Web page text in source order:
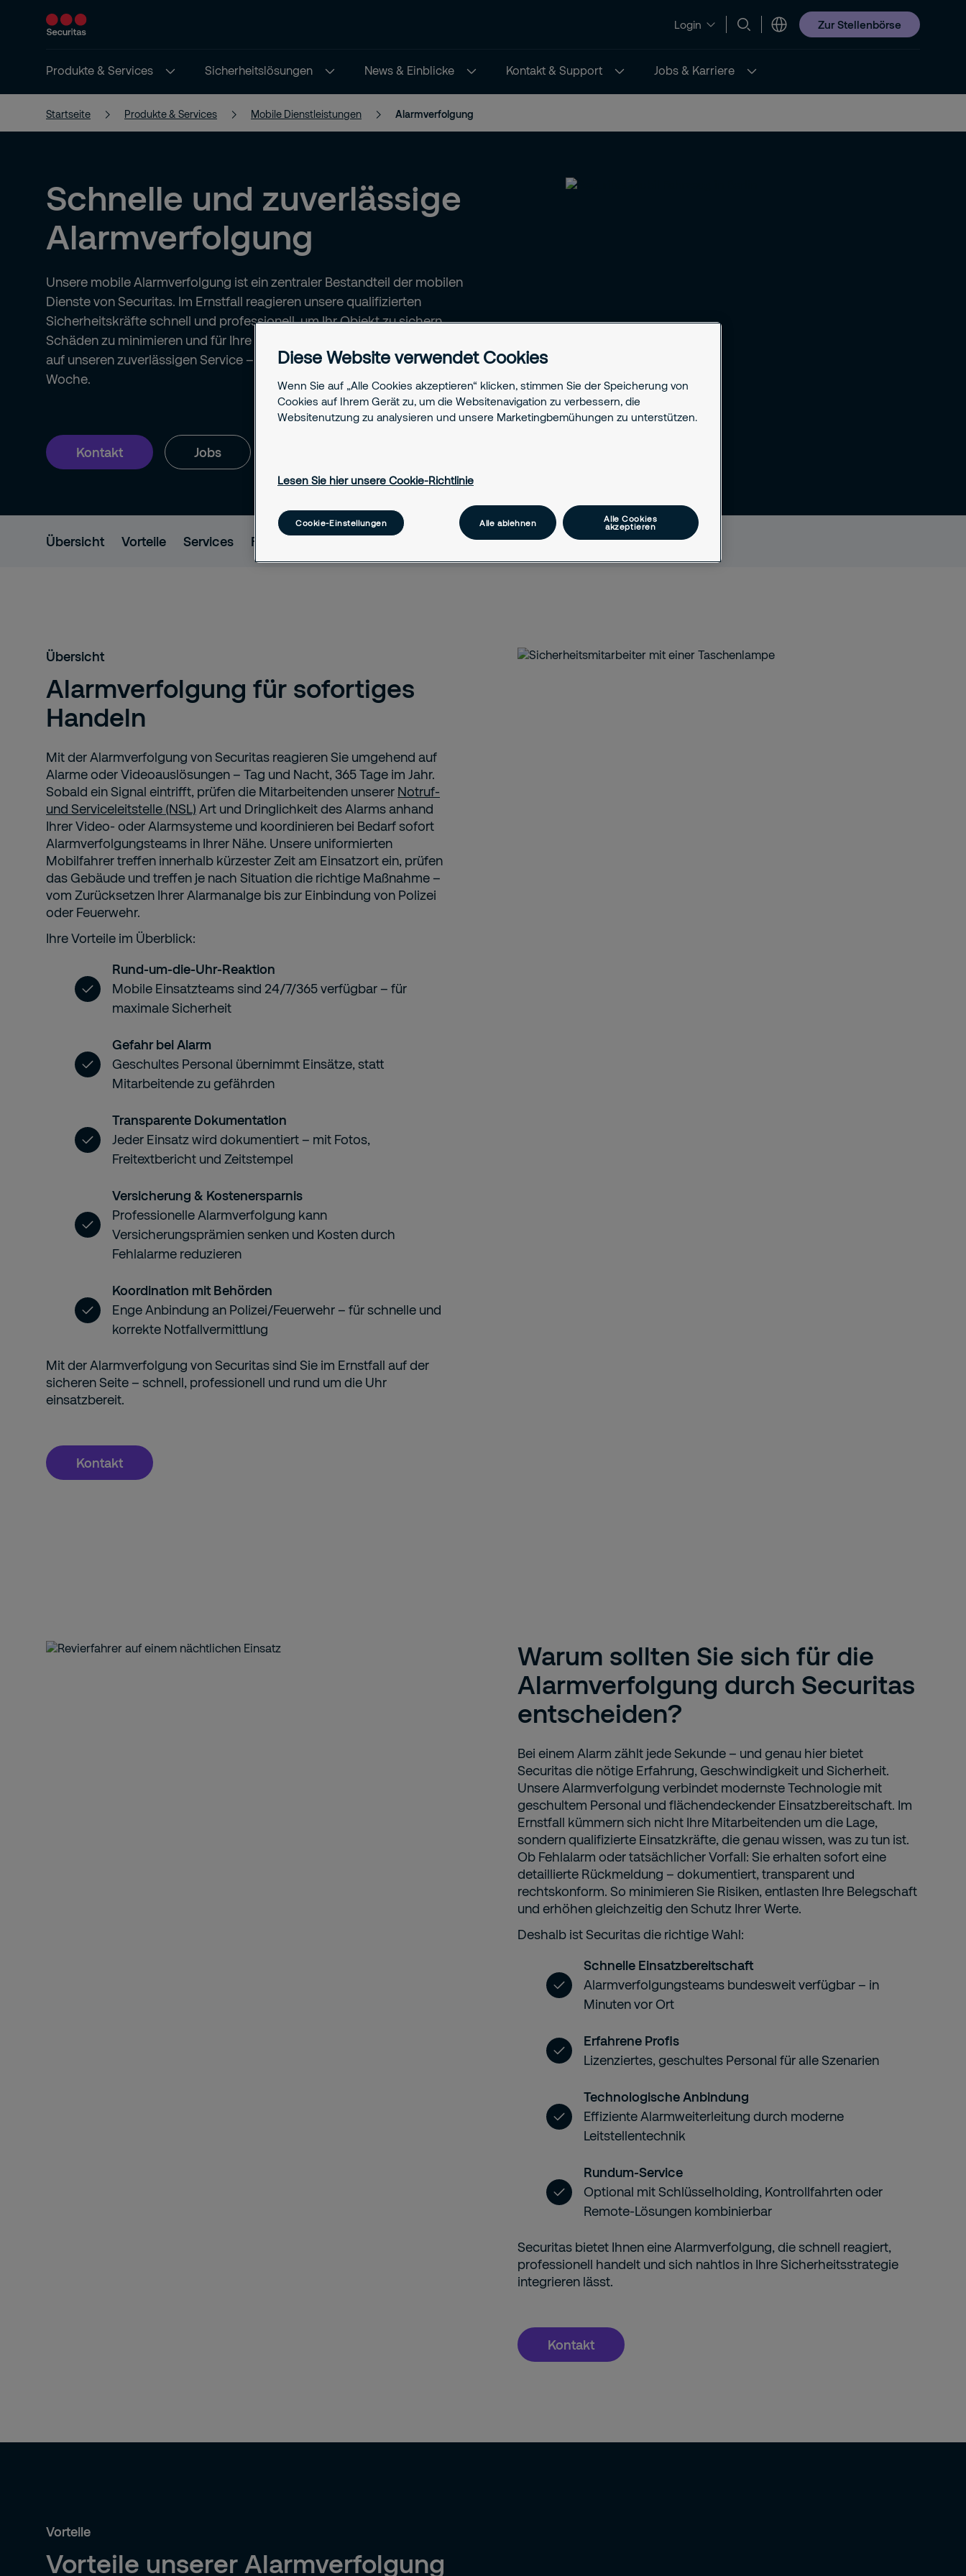
Login Zur Stellenbörse
Produkte & Services Sicherheitslösungen News & Einblicke Kontakt & Support Jobs & Karriere
Startseite Produkte & Services Mobile Dienstleistungen Alarmverfolgung
Schnelle und zuverlässige
Alarmverfolgung
Unsere mobile Alarmverfolgung ist ein zentraler Bestandteil der mobilen
Dienste von Securitas. Im Ernstfall reagieren unsere qualifizierten
Sicherheitskräfte schnell und professionell, um Ihr Objekt zu sichern,
Schäden zu minimieren und für Ihre Sicherheit zu sorgen. Vertrauen Sie
auf unseren zuverlässigen Service – 24 Stunden am Tag, 7 Tage die
Woche.
Kontakt Jobs
Übersicht Vorteile Services FAQ Verwandter Content
Übersicht
Alarmverfolgung für sofortiges
Handeln
Mit der Alarmverfolgung von Securitas reagieren Sie umgehend auf
Alarme oder Videoauslösungen – Tag und Nacht, 365 Tage im Jahr.
Sobald ein Signal eintrifft, prüfen die Mitarbeitenden unserer Notruf-
und Serviceleitstelle (NSL) Art und Dringlichkeit des Alarms anhand
Ihrer Video- oder Alarmsysteme und koordinieren bei Bedarf sofort
Alarmverfolgungsteams in Ihrer Nähe. Unsere uniformierten
Mobilfahrer treffen innerhalb kürzester Zeit am Einsatzort ein, prüfen
das Gebäude und treffen je nach Situation die richtige Maßnahme –
vom Zurücksetzen Ihrer Alarmanalge bis zur Einbindung von Polizei
oder Feuerwehr.
Ihre Vorteile im Überblick:
Rund-um-die-Uhr-Reaktion
Mobile Einsatzteams sind 24/7/365 verfügbar – für
maximale Sicherheit
Gefahr bei Alarm
Geschultes Personal übernimmt Einsätze, statt
Mitarbeitende zu gefährden
Transparente Dokumentation
Jeder Einsatz wird dokumentiert – mit Fotos,
Freitextbericht und Zeitstempel
Versicherung & Kostenersparnis
Professionelle Alarmverfolgung kann
Versicherungsprämien senken und Kosten durch
Fehlalarme reduzieren
Koordination mit Behörden
Enge Anbindung an Polizei/Feuerwehr – für schnelle und
korrekte Notfallvermittlung
Mit der Alarmverfolgung von Securitas sind Sie im Ernstfall auf der
sicheren Seite – schnell, professionell und rund um die Uhr
einsatzbereit.
Kontakt
Warum sollten Sie sich für die
Alarmverfolgung durch Securitas
entscheiden?
Bei einem Alarm zählt jede Sekunde – und genau hier bietet
Securitas die nötige Erfahrung, Geschwindigkeit und Sicherheit.
Unsere Alarmverfolgung verbindet modernste Technologie mit
geschultem Personal und flächendeckender Einsatzbereitschaft. Im
Ernstfall kümmern sich nicht Ihre Mitarbeitenden um die Lage,
sondern qualifizierte Einsatzkräfte, die genau wissen, was zu tun ist.
Ob Fehlalarm oder tatsächlicher Vorfall: Sie erhalten sofort eine
detaillierte Rückmeldung – dokumentiert, transparent und
rechtskonform. So minimieren Sie Risiken, entlasten Ihre Belegschaft
und erhöhen gleichzeitig den Schutz Ihrer Werte.
Deshalb ist Securitas die richtige Wahl:
Schnelle Einsatzbereitschaft
Alarmverfolgungsteams bundesweit verfügbar – in
Minuten vor Ort
Erfahrene Profis
Lizenziertes, geschultes Personal für alle Szenarien
Technologische Anbindung
Effiziente Alarmweiterleitung durch moderne
Leitstellentechnik
Rundum-Service
Optional mit Schlüsselholding, Kontrollfahrten oder
Remote-Lösungen kombinierbar
Securitas bietet Ihnen eine Alarmverfolgung, die schnell reagiert,
professionell handelt und sich nahtlos in Ihre Sicherheitsstrategie
integrieren lässt.
Kontakt
Vorteile
Vorteile unserer Alarmverfolgung
Diese Website verwendet Cookies
Wenn Sie auf „Alle Cookies akzeptieren“ klicken, stimmen Sie der Speicherung von
Cookies auf Ihrem Gerät zu, um die Websitenavigation zu verbessern, die
Websitenutzung zu analysieren und unsere Marketingbemühungen zu unterstützen.
Lesen Sie hier unsere Cookie-Richtlinie
Cookie-Einstellungen Alle ablehnen
Alle Cookies
akzeptieren